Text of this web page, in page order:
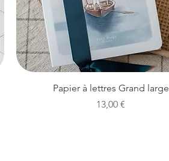
Aperçu rapide
Papier à lettres Grand large
Prix
13,00 €